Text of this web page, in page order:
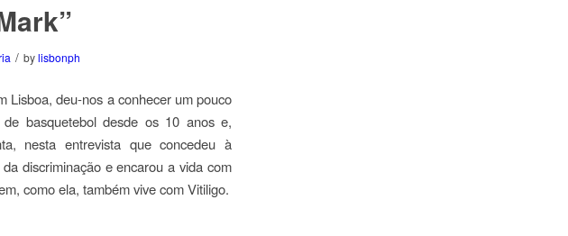
/ bylisbonph
Lisboa, deu-nos a conhecer um pouco
basquetebol desde os 10 anos e,
nesta entrevista que concedeu à
discriminação e encarou a vida com
como ela, também vive com Vitiligo.